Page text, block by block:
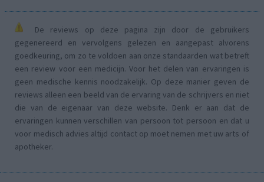
De reviews op deze pagina zijn door de gebruikers
gegenereerd en vervolgens gelezen en aangepast alvorens
goedkeuring, om zo te voldoen aan onze standaarden wat betreft
een review voor een medicijn. Voor het delen van ervaringen is
geen medische kennis noodzakelijk. Op deze manier geven de
reviews alleen een beeld van de ervaring van de schrijvers en niet
die van de eigenaar van deze website. Denk er aan dat de
ervaringen kunnen verschillen van persoon tot persoon en dat u
voor medisch advies altijd contact op moet nemen met uw arts of
apotheker.